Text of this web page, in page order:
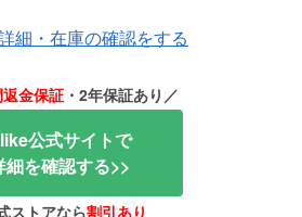
細・在庫の確認をする
金保証 ・2年保証あり／
公式サイトで
細を確認する>>
ストアなら割引あり